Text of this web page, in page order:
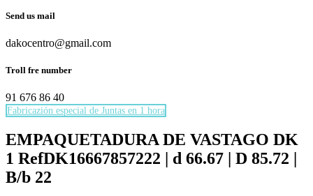
Send us mail
dakocentro@gmail.com
Troll fre number
91 676 86 40
Fabricazión especial de Juntas en 1 hora
EMPAQUETADURA DE VASTAGO DK
1 RefDK16667857222 | d 66.67 | D 85.72 |
B/b 22
Necesarias
Estas
cookies no
son
opcionales.
Son